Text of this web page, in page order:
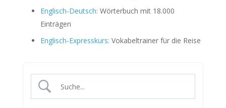
Englisch-Deutsch: Wörterbuch mit 18.000
Einträgen
Englisch-Expresskurs: Vokabeltrainer für die Reise